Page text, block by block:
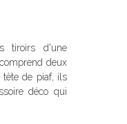
tiroirs d'une
deux
de piaf, ils
déco qui